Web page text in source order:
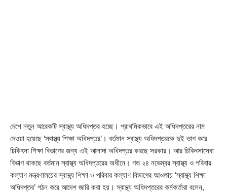
দেশে নতুন আরেকটি স্বাস্থ্য অধিদপ্তর হচ্ছে। প্রাথমিকভাবে এই অধিদপ্তরের নাম
দেওয়া হয়েছে ‘স্বাস্থ্য শিক্ষা অধিদপ্তর’। বর্তমান স্বাস্থ্য অধিদপ্তরকে দুই ভাগ করে
চিকিৎসা শিক্ষা বিভাগের জন্য এই আলাদা অধিদপ্তর করছে সরকার। আর চিকিৎসাসেবা
বিভাগ থাকছে বর্তমান স্বাস্থ্য অধিদপ্তরের অধীনে। গত ২৪ নভেম্বর স্বাস্থ্য ও পরিবার
কল্যাণ মন্ত্রণালয়ের স্বাস্থ্য শিক্ষা ও পরিবার কল্যাণ বিভাগের আওতায় ‘স্বাস্থ্য শিক্ষা
অধিদপ্তর’ গঠন করে আদেশ জারি করা হয়। স্বাস্থ্য অধিদপ্তরের কর্মকর্তারা বলেন,